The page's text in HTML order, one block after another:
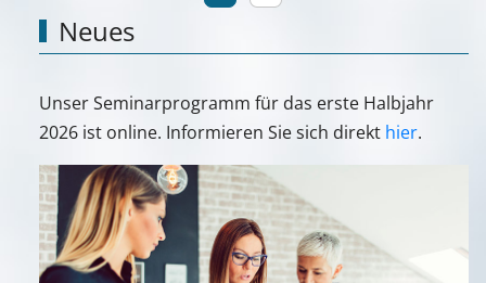
Neues
Unser Seminarprogramm für das erste Halbjahr
2026 ist online. Informieren Sie sich direkt hier.